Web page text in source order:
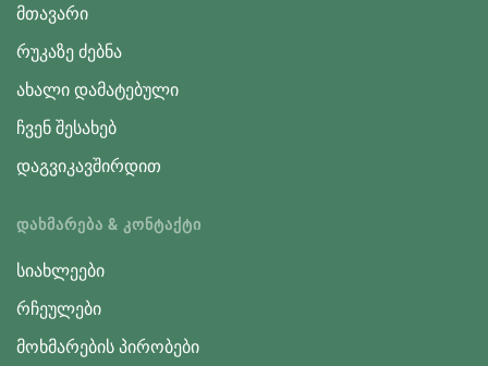
მთავარი
რუკაზე ძებნა
ახალი დამატებული
ჩვენ შესახებ
დაგვიკავშირდით
ᲓᲐᲮᲛᲐᲠᲔᲑᲐ & ᲙᲝᲜᲢᲐᲥᲢᲘ
სიახლეები
რჩეულები
მოხმარების პირობები